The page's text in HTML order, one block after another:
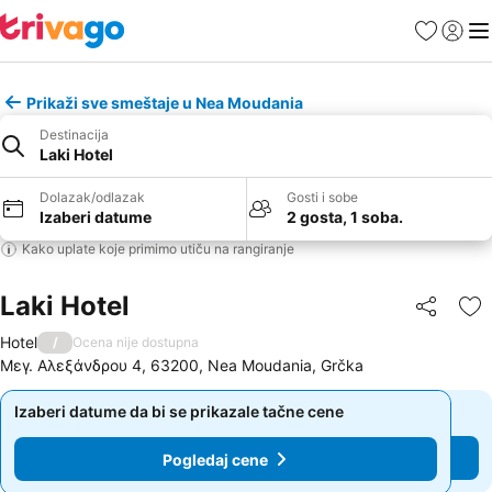
FavoritiPrijavi
Prikaži sve smeštaje u Nea Moudania
Destinacija
Laki Hotel
Dolazak/odlazak
Izaberi datume
Gosti i sobe
2 gosta, 1 soba.
Kako uplate koje primimo utiču na rangiranje
Laki Hotel Deli
Hotel / Ocena nije dostupna
Μεγ. Αλεξάνδρου 4, 63200, Nea Moudania, Grčka
Izaberi datume da bi se prikazale tačne cene
Pogledaj cene
Izaberi datume da bi se prikazale tačne cene
Pogledaj cene